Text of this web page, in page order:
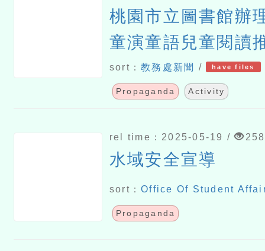
桃園市立圖書館辦
童演童語兒童閱讀
sort：教務處新聞 / have files
Propaganda Activity
rel time：2025-05-19 / 258
水域安全宣導
sort：Office Of Student
Propaganda